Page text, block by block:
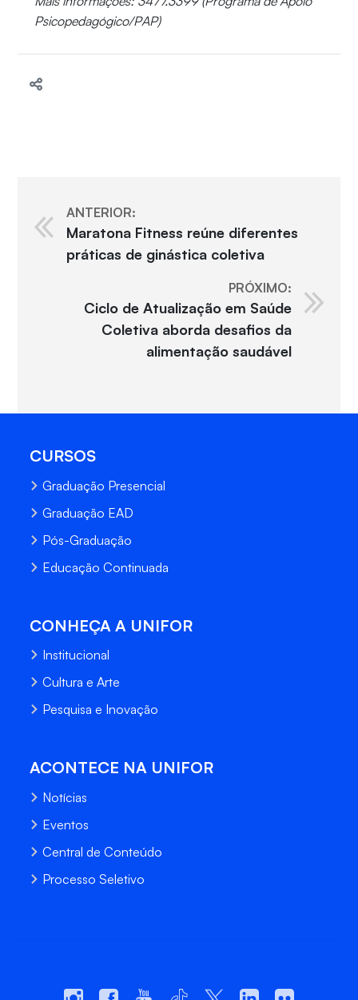
Psicopedagógico/PAP)
ANTERIOR:
Maratona Fitness reúne diferentes
práticas de ginástica coletiva
PRÓXIMO:
Ciclo de Atualização em Saúde
Coletiva aborda desafios da
alimentação saudável
CURSOS
Graduação Presencial
Graduação EAD
Pós-Graduação
Educação Continuada
CONHEÇA A UNIFOR
Institucional
Cultura e Arte
Pesquisa e Inovação
ACONTECE NA UNIFOR
Notícias
Eventos
Central de Conteúdo
Processo Seletivo